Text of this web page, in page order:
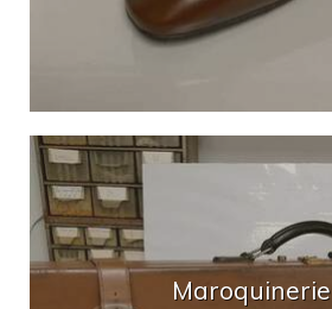
Maroquinerie